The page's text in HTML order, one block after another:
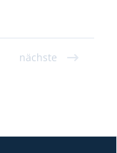
nächste